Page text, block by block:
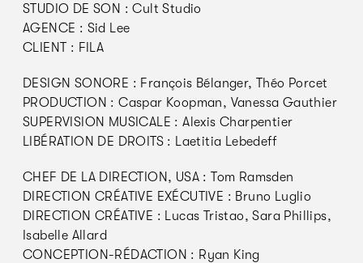
STUDIO DE SON : Cult Studio
AGENCE : Sid Lee
CLIENT : FILA
DESIGN SONORE : François Bélanger, Théo Porcet
PRODUCTION : Caspar Koopman, Vanessa Gauthier
SUPERVISION MUSICALE : Alexis Charpentier
LIBÉRATION DE DROITS : Laetitia Lebedeff
CHEF DE LA DIRECTION, USA : Tom Ramsden
DIRECTION CRÉATIVE EXÉCUTIVE : Bruno Luglio
DIRECTION CRÉATIVE : Lucas Tristao, Sara Phillips,
Isabelle Allard
CONCEPTION-RÉDACTION : Ryan King